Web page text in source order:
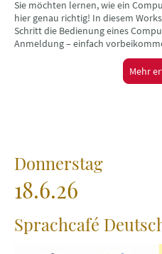
Sie möchten lernen, wie ein
hier genau richtig! In diesem
Schritt die Bedienung eines
Anmeldung – einfach
Mehr
Donnerstag
18.6.26
Sprachcafé